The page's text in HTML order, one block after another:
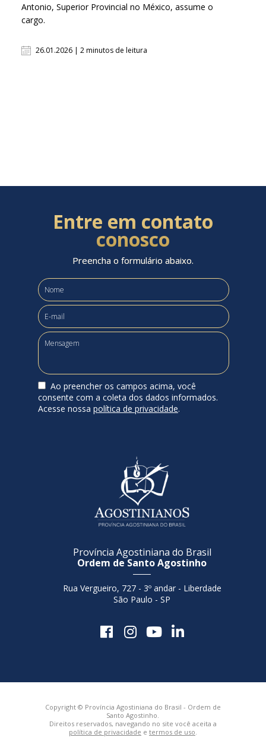
Antonio, Superior Provincial no México, assume o
cargo.
26.01.2026 | 2 minutos de leitura
Entre em contato
conosco
Preencha o formulário abaixo.
Ao preencher os campos acima, você
consente com a coleta dos dados informados.
Acesse nossa política de privacidade.
Província Agostiniana do Brasil
Ordem de Santo Agostinho
Rua Vergueiro, 727 - 3º andar - Liberdade
São Paulo - SP
Copyright © Província Agostiniana do Brasil - Ordem de
Santo Agostinho.
Direitos reservados, navegando no site você aceita a
política de privacidade e termos de uso.